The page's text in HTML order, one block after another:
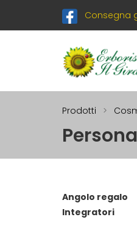
Consegna
Prodotti
Angolo regalo
Integratori